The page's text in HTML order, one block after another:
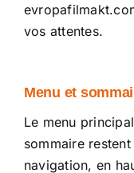
vos attentes.
Menu et
Le menu
sommaire
navigation, en